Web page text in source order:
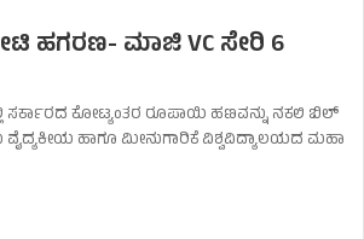
ಹಗರಣ- ಮಾಜಿ VC ಸೇರಿ 6
ಸರ್ಕಾರದ ಕೋಟ್ಯಂತರ ರೂಪಾಯಿ ಹಣವನ್ನು ನಕಲಿ ಬಿಲ್
ವೈದ್ಯಕೀಯ ಹಾಗೂ ಮೀನುಗಾರಿಕೆ ವಿಶ್ವವಿದ್ಯಾಲಯದ ಮಹಾ